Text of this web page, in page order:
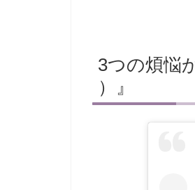
3つの煩悩
）』